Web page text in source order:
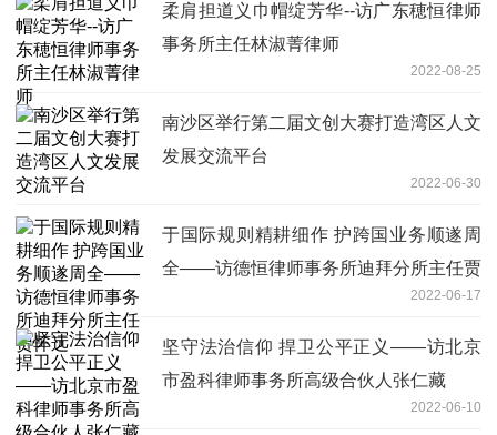
柔肩担道义巾帽绽芳华--访广东穂恒律师
事务所主任林淑菁律师
2022-08-25
南沙区举行第二届文创大赛打造湾区人文
发展交流平台
2022-06-30
于国际规则精耕细作 护跨国业务顺遂周
全——访德恒律师事务所迪拜分所主任贾
2022-06-17
坚守法治信仰 捍卫公平正义——访北京
市盈科律师事务所高级合伙人张仁藏
2022-06-10